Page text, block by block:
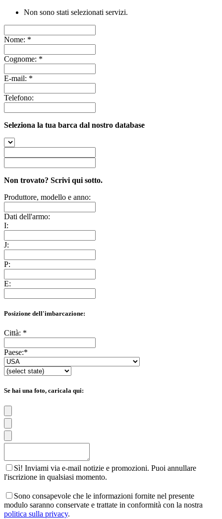
Non sono stati selezionati servizi.
Nome: *
Cognome: *
E-mail: *
Telefono:
Seleziona la tua barca dal nostro database
Non trovato? Scrivi qui sotto.
Produttore, modello e anno:
Dati dell'armo:
I:
J:
P:
E:
Posizione dell'imbarcazione:
Città: *
Paese:*
Se hai una foto, caricala qui:
Sì! Inviami via e-mail notizie e promozioni. Puoi annullare
l'iscrizione in qualsiasi momento.
Sono consapevole che le informazioni fornite nel presente
modulo saranno conservate e trattate in conformità con la nostra
politica sulla privacy.